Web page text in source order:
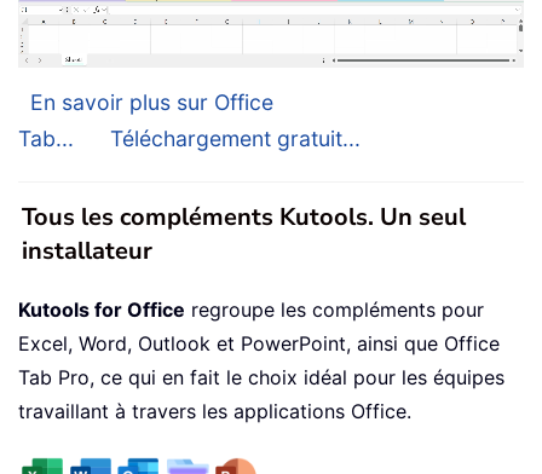
En savoir plus sur Office
Tab...
Téléchargement gratuit...
Tous les compléments Kutools. Un seul
installateur
Kutools for Office regroupe les compléments pour
Excel, Word, Outlook et PowerPoint, ainsi que Office
Tab Pro, ce qui en fait le choix idéal pour les équipes
travaillant à travers les applications Office.